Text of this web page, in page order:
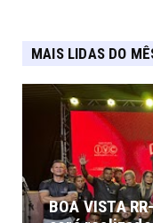
MAIS LIDAS DO
BOA VISTA